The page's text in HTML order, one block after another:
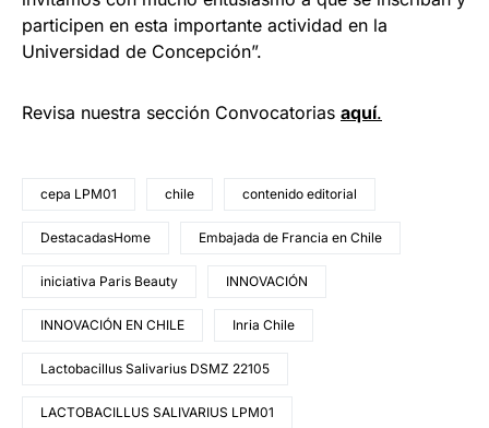
participen en esta importante actividad en la
Universidad de Concepción”.
Revisa nuestra sección Convocatorias aquí.
cepa LPM01 chile contenido editorial
DestacadasHome Embajada de Francia en Chile
iniciativa Paris Beauty INNOVACIÓN
INNOVACIÓN EN CHILE Inria Chile
Lactobacillus Salivarius DSMZ 22105
LACTOBACILLUS SALIVARIUS LPM01